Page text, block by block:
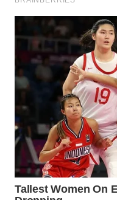
MADURA
WN
SURABAYA
NATUNA
WN
BINTAN